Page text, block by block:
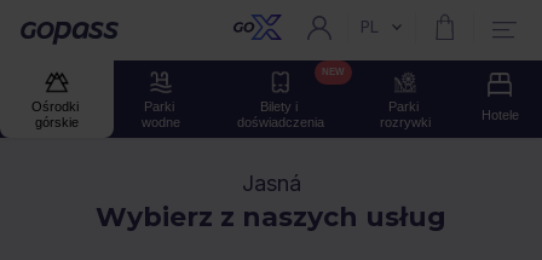
Gopass Aktualny język:
PL
Ośrodki
górskie
Parki
wodne
Bilety i
doświadczenia
NEW
Parki
rozrywki
Hotele
Jasná
Wybierz z naszych usług